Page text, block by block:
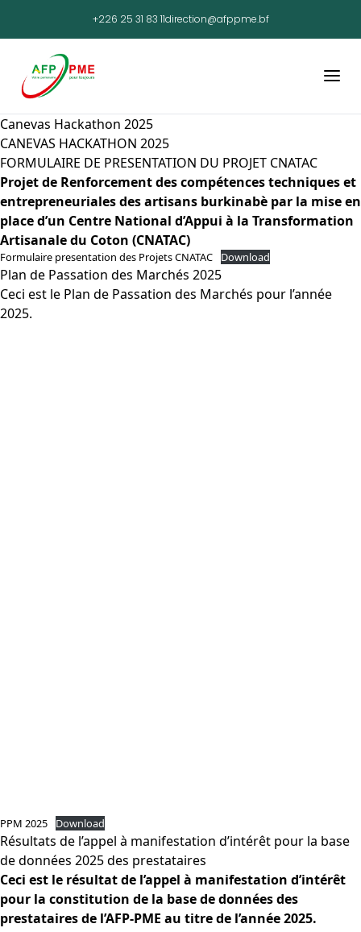
+226 25 31 83 11direction@afppme.bf
Canevas Hackathon 2025
CANEVAS HACKATHON 2025
FORMULAIRE DE PRESENTATION DU PROJET CNATAC
Projet de Renforcement des compétences techniques et
entrepreneuriales des artisans burkinabè par la mise en
place d’un Centre National d’Appui à la Transformation
Artisanale du Coton (CNATAC)
Formulaire presentation des Projets CNATAC Download
Plan de Passation des Marchés 2025
Ceci est le Plan de Passation des Marchés pour l’année
2025.
PPM 2025 Download
Résultats de l’appel à manifestation d’intérêt pour la base
de données 2025 des prestataires
Ceci est le résultat de l’appel à manifestation d’intérêt
pour la constitution de la base de données des
prestataires de l’AFP-PME au titre de l’année 2025.